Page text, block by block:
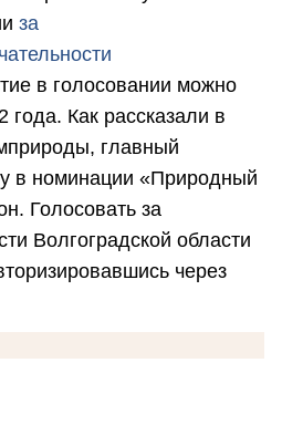
за
в голосовании можно
года. Как рассказали в
главный
в номинации «Природный
Голосовать за
Волгоградской области
через